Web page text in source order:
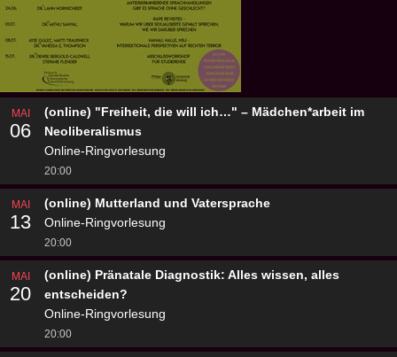
MAI
06
(online) "Freiheit, die will ich…" – Mädchen*arbeit im
Neoliberalismus
Online-Ringvorlesung
20:00
MAI
13
(online) Mutterland und Vatersprache
Online-Ringvorlesung
20:00
MAI
20
(online) Pränatale Diagnostik: Alles wissen, alles
entscheiden?
Online-Ringvorlesung
20:00